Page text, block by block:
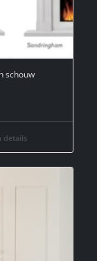
schouw
details